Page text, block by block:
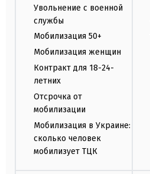
Увольнение с военной
службы
Мобилизация 50+
Мобилизация женщин
Контракт для 18-24-
летних
Отсрочка от
мобилизации
Мобилизация в Украине:
сколько человек
мобилизует ТЦК